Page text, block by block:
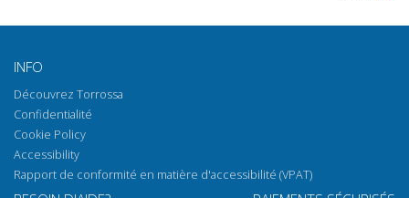
INFO
Découvrez Torrossa
Confidentialité
Cookie Policy
Accessibility
Rapport de conformité en matière d'accessibilité (VPAT)